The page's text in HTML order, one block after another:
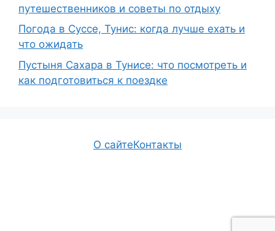
путешественников и советы по отдыху
Погода в Суссе, Тунис: когда лучше ехать и
что ожидать
Пустыня Сахара в Тунисе: что посмотреть и
как подготовиться к поездке
О сайтеКонтакты